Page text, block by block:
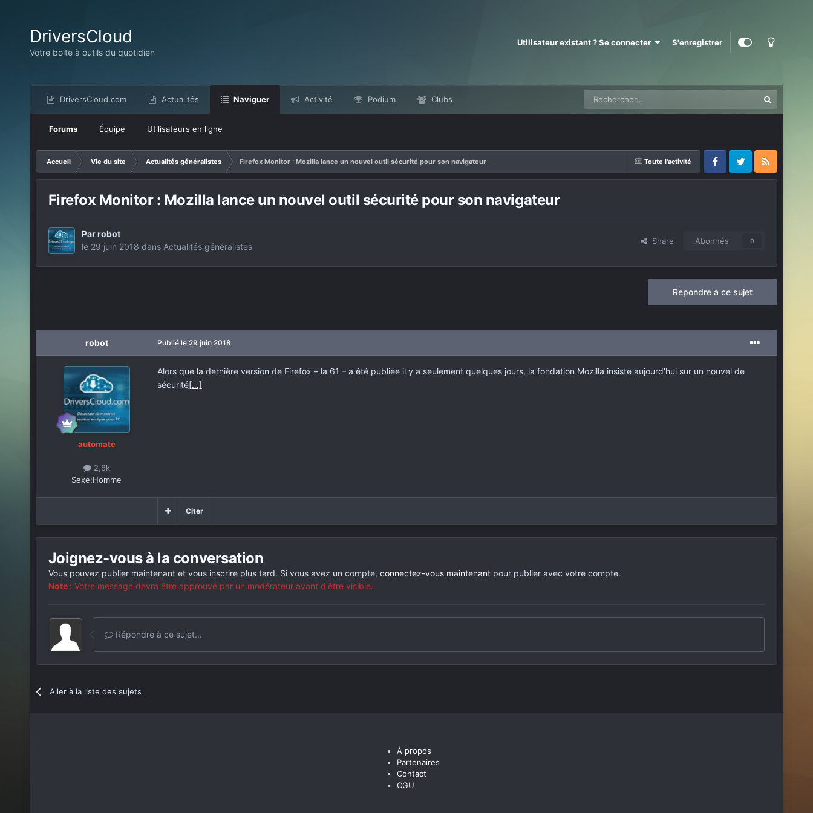
DriversCloud
Votre boite à outils du quotidien
Utilisateur existant ? Se connecter S'enregistrer
DriversCloud.com Actualités Naviguer
Forums Équipe Utilisateurs en ligne
Activité Podium Clubs
Toute l'activité
Accueil Vie du site Actualités généralistes
Firefox Monitor : Mozilla lance un nouvel outil sécurité pour son navigateur
FacebookTwitter RSS
Firefox Monitor : Mozilla lance un nouvel outil sécurité pour son navigateur
Parrobot
le 29 juin 2018 dans Actualités généralistes
Share Abonnés 0
Répondre à ce sujet
robot
automate
2,8k
Sexe:Homme
Publié le 29 juin 2018
Alors que la dernière version de Firefox – la 61 – a été publiée il y a seulement quelques jours, la fondation Mozilla insiste aujourd’hui sur un nouvel de
sécurité[…]
Citer
Joignez-vous à la conversation
Vous pouvez publier maintenant et vous inscrire plus tard. Si vous avez un compte, connectez-vous maintenantpour publier avec votre compte.
Note : Votre message devra être approuvé par un modérateur avant d'être visible.
Répondre à ce sujet...
Aller à la liste des sujets
À propos
Partenaires
Contact
CGU